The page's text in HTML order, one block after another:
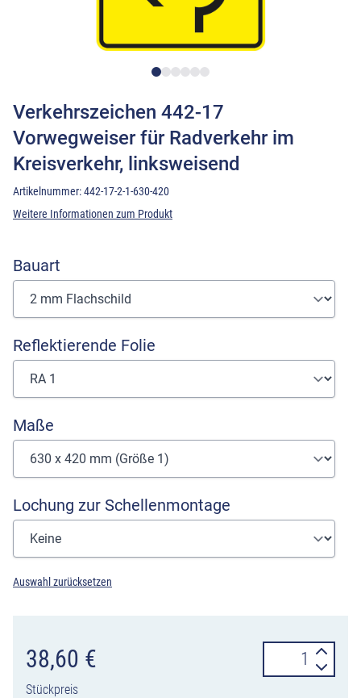
Verkehrszeichen 442-17
Vorwegweiser für Radverkehr im
Kreisverkehr, linksweisend
Artikelnummer:442-17-2-1-630-420
Weitere Informationen zum Produkt
Bauart
Reflektierende Folie
Maße
Lochung zur Schellenmontage
Auswahl zurücksetzen
38,60 €
Stückpreis
442-